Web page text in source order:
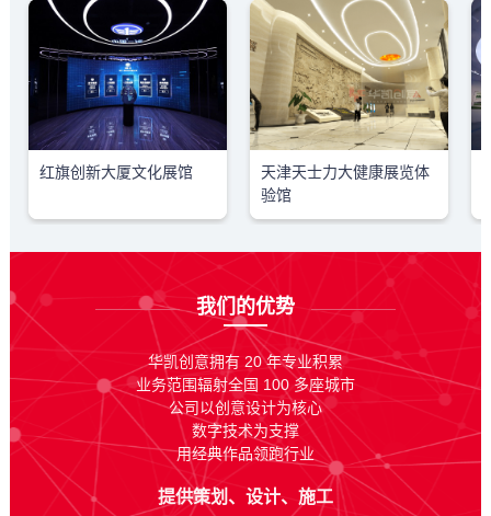
红旗创新大厦文化展馆
天津天士力大健康展览体
验馆
我们的优势
华凯创意拥有 20 年专业积累
业务范围辐射全国 100 多座城市
公司以创意设计为核心
数字技术为支撑
用经典作品领跑行业
提供策划、设计、施工